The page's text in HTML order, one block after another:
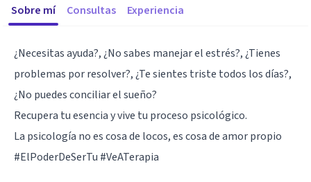
Sobre mí Consultas Experiencia
¿Necesitas ayuda?, ¿No sabes manejar el estrés?, ¿Tienes
problemas por resolver?, ¿Te sientes triste todos los días?,
¿No puedes conciliar el sueño?
Recupera tu esencia y vive tu proceso psicológico.
La psicología no es cosa de locos, es cosa de amor propio
#ElPoderDeSerTu #VeATerapia